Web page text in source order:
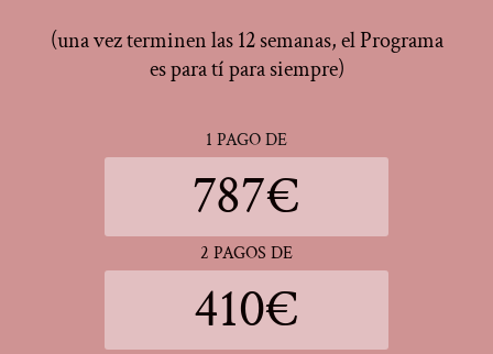
(una vez terminen las 12 semanas, el Programa
es para tí para siempre)
1 PAGO DE
787€
2 PAGOS DE
410€